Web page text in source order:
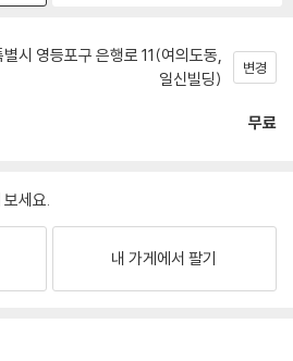
시 영등포구 은행로 11(여의도동,
일신빌딩)
변경
무료
세요.
내 가게에서 팔기